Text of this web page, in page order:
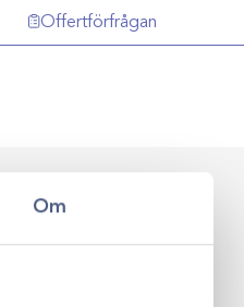
Om
Offertförfrågan
långsiktiga